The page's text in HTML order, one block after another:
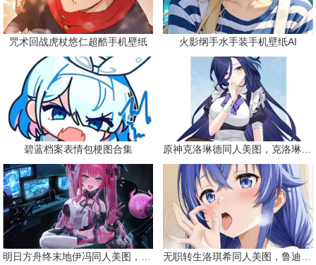
咒术回战虎杖悠仁超酷手机壁纸 火影纲手水手装手机壁纸AI
碧蓝档案表情包梗图合集